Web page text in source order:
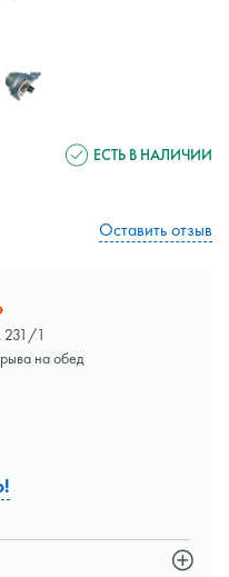
ЕСТЬ В НАЛИЧИИ
Оставить отзыв
231/1
на обед